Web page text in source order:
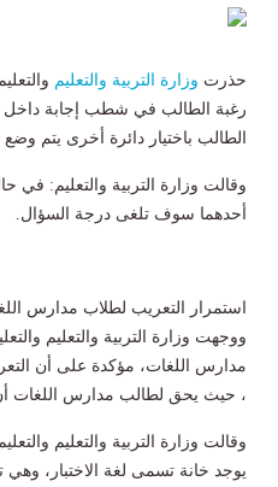
حذرت وزارة التربية والتعليم
رغبة الطالب في شطب إجابة داخل
الطالب باختيار دائرة أخرى يتم
وقالت وزارة التربية والتعليم:
أحدهما سوف تلغى درجة السؤال.
استمرار التعريب لطلاب مدارس
، حيث يحق لطالب مدارس اللغات أن
يوجد خانة تسمى لغة الاختبار، وهي